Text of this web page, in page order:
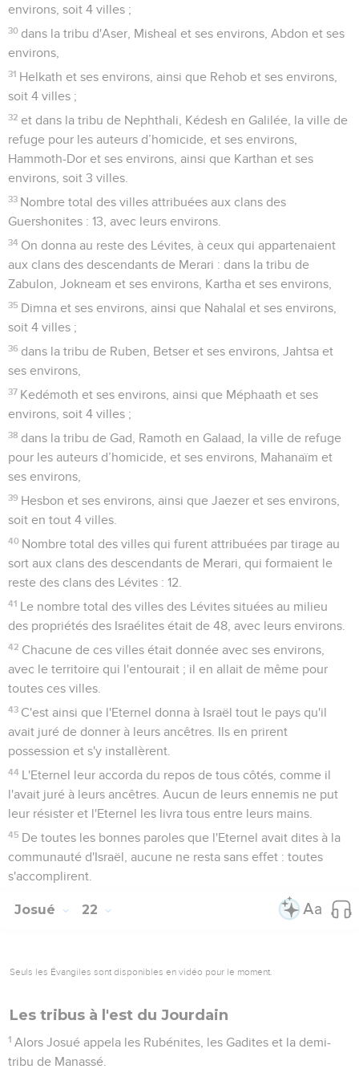
environs, soit 4 villes ;
30 dans la tribu d'Aser, Misheal et ses environs, Abdon et ses
environs,
31 Helkath et ses environs, ainsi que Rehob et ses environs,
soit 4 villes ;
32 et dans la tribu de Nephthali, Kédesh en Galilée, la ville de
refuge pour les auteurs d’homicide, et ses environs,
Hammoth-Dor et ses environs, ainsi que Karthan et ses
environs, soit 3 villes.
33 Nombre total des villes attribuées aux clans des
Guershonites : 13, avec leurs environs.
34 On donna au reste des Lévites, à ceux qui appartenaient
aux clans des descendants de Merari : dans la tribu de
Zabulon, Jokneam et ses environs, Kartha et ses environs,
35 Dimna et ses environs, ainsi que Nahalal et ses environs,
soit 4 villes ;
36 dans la tribu de Ruben, Betser et ses environs, Jahtsa et
ses environs,
37 Kedémoth et ses environs, ainsi que Méphaath et ses
environs, soit 4 villes ;
38 dans la tribu de Gad, Ramoth en Galaad, la ville de refuge
pour les auteurs d’homicide, et ses environs, Mahanaïm et
ses environs,
39 Hesbon et ses environs, ainsi que Jaezer et ses environs,
soit en tout 4 villes.
40 Nombre total des villes qui furent attribuées par tirage au
sort aux clans des descendants de Merari, qui formaient le
reste des clans des Lévites : 12.
41 Le nombre total des villes des Lévites situées au milieu
des propriétés des Israélites était de 48, avec leurs environs.
42 Chacune de ces villes était donnée avec ses environs,
avec le territoire qui l'entourait ; il en allait de même pour
toutes ces villes.
43 C'est ainsi que l'Eternel donna à Israël tout le pays qu'il
avait juré de donner à leurs ancêtres. Ils en prirent
possession et s'y installèrent.
44 L'Eternel leur accorda du repos de tous côtés, comme il
l'avait juré à leurs ancêtres. Aucun de leurs ennemis ne put
leur résister et l'Eternel les livra tous entre leurs mains.
45 De toutes les bonnes paroles que l'Eternel avait dites à la
communauté d'Israël, aucune ne resta sans effet : toutes
s'accomplirent.
Josué 22
Seuls les Évangiles sont disponibles en vidéo pour le moment.
Les tribus à l'est du Jourdain
1 Alors Josué appela les Rubénites, les Gadites et la demi-
tribu de Manassé.